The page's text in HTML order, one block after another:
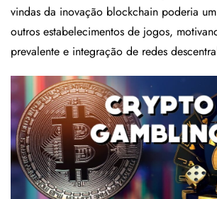
vindas da inovação blockchain poderia
outros estabelecimentos de jogos,
prevalente e integração de redes